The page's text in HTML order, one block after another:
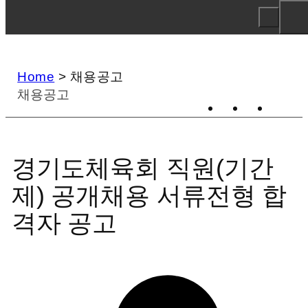
Home > 채용공고
채용공고
경기도체육회 직원(기간
제) 공개채용 서류전형 합
격자 공고